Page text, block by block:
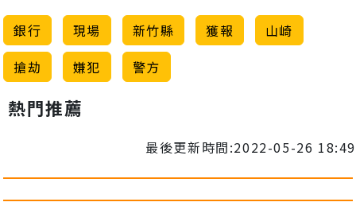
銀行 現場 新竹縣 獲報
山崎
搶劫
嫌犯 警方
熱門推薦
最後更新時間:2022-05-26 18:49